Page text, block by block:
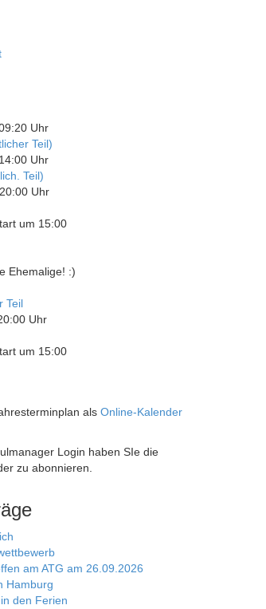
Uhr
Teil)
14:00 Uhr
Teil)
20:00 Uhr
um 15:00
Ehemalige! :)
Teil
Uhr
um 15:00
als Online-Kalender
Login haben SIe die
zu abonnieren.
am ATG am 26.09.2026
Hamburg
den Ferien